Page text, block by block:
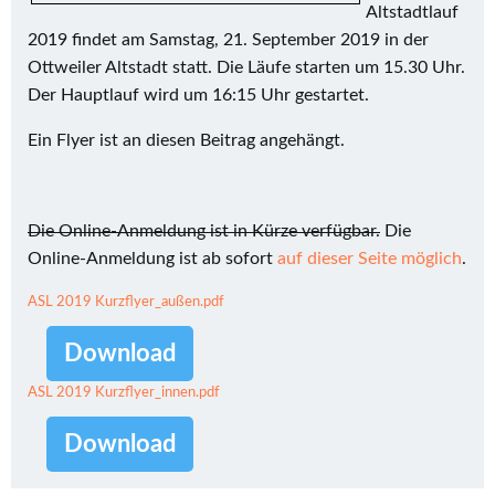
Altstadtlauf
2019 findet am Samstag, 21. September 2019 in der
Ottweiler Altstadt statt. Die Läufe starten um 15.30 Uhr.
Der Hauptlauf wird um 16:15 Uhr gestartet.
Ein Flyer ist an diesen Beitrag angehängt.
Die Online-Anmeldung ist in Kürze verfügbar. Die
Online-Anmeldung ist ab sofort auf dieser Seite möglich.
ASL 2019 Kurzflyer_außen.pdf
Download
ASL 2019 Kurzflyer_innen.pdf
Download